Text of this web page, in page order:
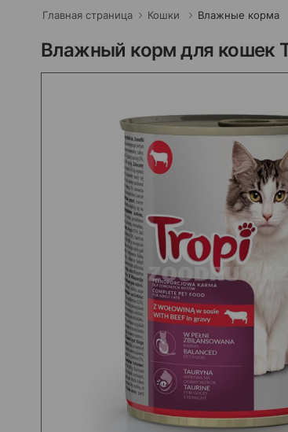
Главная страница Кошки Влажные корма
Влажный корм для кошек